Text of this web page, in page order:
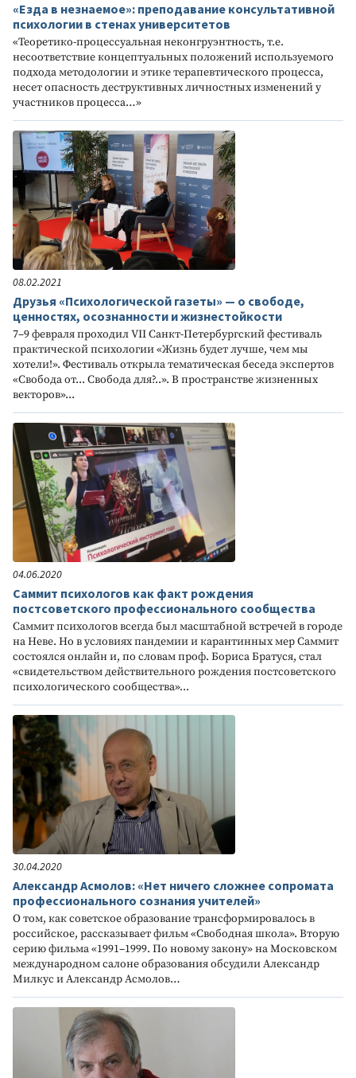
«Езда в незнаемое»: преподавание консультативной
психологии в стенах университетов
«Теоретико-процессуальная неконгруэнтность, т.е.
несоответствие концептуальных положений используемого
подхода методологии и этике терапевтического процесса,
несет опасность деструктивных личностных изменений у
участников процесса…»
08.02.2021
Друзья «Психологической газеты» — о свободе,
ценностях, осознанности и жизнестойкости
7–9 февраля проходил VII Санкт-Петербургский фестиваль
практической психологии «Жизнь будет лучше, чем мы
хотели!». Фестиваль открыла тематическая беседа экспертов
«Свобода от... Свобода для?..». В пространстве жизненных
векторов»...
04.06.2020
Саммит психологов как факт рождения
постсоветского профессионального сообщества
Саммит психологов всегда был масштабной встречей в городе
на Неве. Но в условиях пандемии и карантинных мер Саммит
состоялся онлайн и, по словам проф. Бориса Братуся, стал
«свидетельством действительного рождения постсоветского
психологического сообщества»...
30.04.2020
Александр Асмолов: «Нет ничего сложнее сопромата
профессионального сознания учителей»
О том, как советское образование трансформировалось в
российское, рассказывает фильм «Свободная школа». Вторую
серию фильма «1991–1999. По новому закону» на Московском
международном салоне образования обсудили Александр
Милкус и Александр Асмолов…